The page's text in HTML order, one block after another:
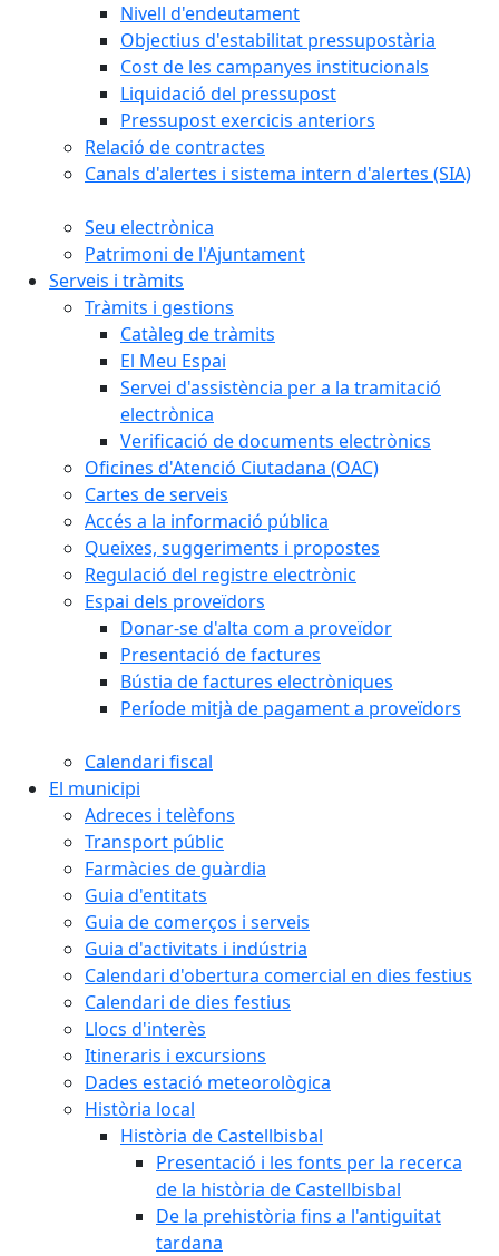
Nivell d'endeutament
Objectius d'estabilitat pressupostària
Cost de les campanyes institucionals
Liquidació del pressupost
Pressupost exercicis anteriors
Relació de contractes
Canals d'alertes i sistema intern d'alertes (SIA)
Seu electrònica
Patrimoni de l'Ajuntament
Serveis i tràmits
Tràmits i gestions
Catàleg de tràmits
El Meu Espai
Servei d'assistència per a la tramitació
electrònica
Verificació de documents electrònics
Oficines d'Atenció Ciutadana (OAC)
Cartes de serveis
Accés a la informació pública
Queixes, suggeriments i propostes
Regulació del registre electrònic
Espai dels proveïdors
Donar-se d'alta com a proveïdor
Presentació de factures
Bústia de factures electròniques
Període mitjà de pagament a proveïdors
Calendari fiscal
El municipi
Adreces i telèfons
Transport públic
Farmàcies de guàrdia
Guia d'entitats
Guia de comerços i serveis
Guia d'activitats i indústria
Calendari d'obertura comercial en dies festius
Calendari de dies festius
Llocs d'interès
Itineraris i excursions
Dades estació meteorològica
Història local
Història de Castellbisbal
Presentació i les fonts per la recerca
de la història de Castellbisbal
De la prehistòria fins a l'antiguitat
tardana